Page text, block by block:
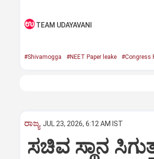
TEAM UDAYAVANI
#Shivamogga #NEET Paper leake #Congress
ರಾಜ್ಯ JUL 23, 2026, 6:12 AM IST
ಸಚಿವ ಸ್ಥಾನ